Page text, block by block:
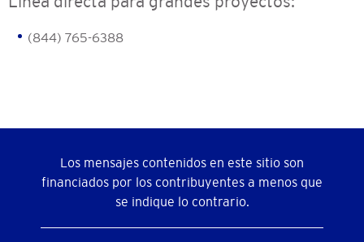
(844) 765-6388
Los mensajes contenidos en este sitio son
financiados por los contribuyentes a menos que
se indique lo contrario.